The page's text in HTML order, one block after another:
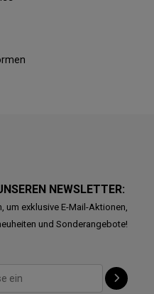
NEWSLETTER:
um exklusive E-Mail-Aktionen,
und Sonderangebote!